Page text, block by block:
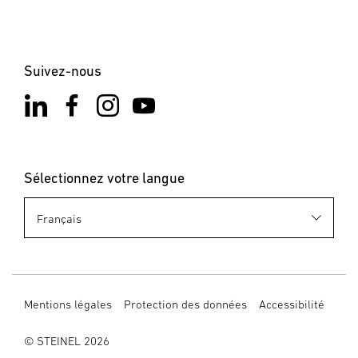
Suivez-nous
Sélectionnez votre langue
Mentions légales Protection des données Accessibilité
© STEINEL 2026